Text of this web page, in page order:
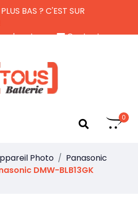
BAS ? C'EST SUR
de retour
Contactez-nous
0
Photo
Panasonic
DMW-BLB13GK